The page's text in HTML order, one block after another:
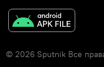
© 2026 Sputnik Все